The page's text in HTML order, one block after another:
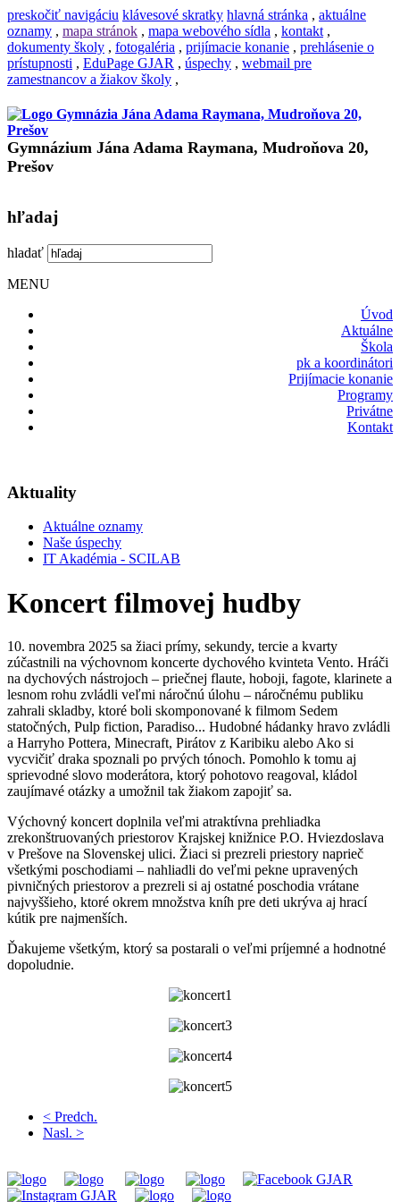
preskočiť navigáciu klávesové skratky hlavná stránka , aktuálne
oznamy , mapa stránok , mapa webového sídla , kontakt ,
dokumenty školy , fotogaléria , prijímacie konanie , prehlásenie o
prístupnosti , EduPage GJAR , úspechy , webmail pre
zamestnancov a žiakov školy ,
Gymnázium Jána Adama Raymana, Mudroňova 20,
Prešov
hľadaj
hladať
MENU
Úvod
Aktuálne
Škola
pk a koordinátori
Prijímacie konanie
Programy
Privátne
Kontakt
Aktuality
Aktuálne oznamy
Naše úspechy
IT Akadémia - SCILAB
Koncert filmovej hudby
10. novembra 2025 sa žiaci prímy, sekundy, tercie a kvarty
zúčastnili na výchovnom koncerte dychového kvinteta Vento. Hráči
na dychových nástrojoch – priečnej flaute, hoboji, fagote, klarinete a
lesnom rohu zvládli veľmi náročnú úlohu – náročnému publiku
zahrali skladby, ktoré boli skomponované k filmom Sedem
statočných, Pulp fiction, Paradiso... Hudobné hádanky hravo zvládli
a Harryho Pottera, Minecraft, Pirátov z Karibiku alebo Ako si
vycvičiť draka spoznali po prvých tónoch. Pomohlo k tomu aj
sprievodné slovo moderátora, ktorý pohotovo reagoval, kládol
zaujímavé otázky a umožnil tak žiakom zapojiť sa.
Výchovný koncert doplnila veľmi atraktívna prehliadka
zrekonštruovaných priestorov Krajskej knižnice P.O. Hviezdoslava
v Prešove na Slovenskej ulici. Žiaci si prezreli priestory naprieč
všetkými poschodiami – nahliadli do veľmi pekne upravených
pivničných priestorov a prezreli si aj ostatné poschodia vrátane
najvyššieho, ktoré okrem množstva kníh pre deti ukrýva aj hrací
kútik pre najmenších.
Ďakujeme všetkým, ktorý sa postarali o veľmi príjemné a hodnotné
dopoludnie.
< Predch.
Nasl. >